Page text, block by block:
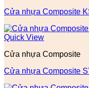
Cửa nhựa Composite
Quick View
Cửa nhựa Composite
Cửa nhựa Composite